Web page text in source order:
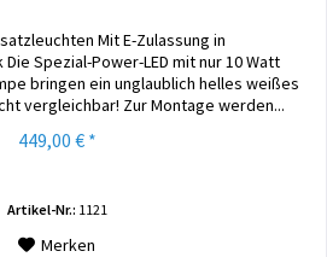
Mit E-Zulassung in
Spezial-Power-LED mit nur 10 Watt
bringen ein unglaublich helles weißes
vergleichbar! Zur Montage werden...
449,00 € *
Artikel-Nr.: 1121
Merken